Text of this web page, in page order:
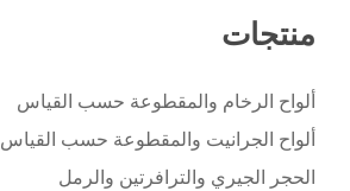
منتجات
ألواح الرخام والمقطوعة حسب القياس
ألواح الجرانيت والمقطوعة حسب القياس
الحجر الجيري والترافرتين والرمل